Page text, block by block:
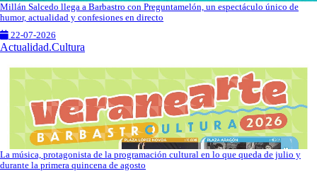
Millán Salcedo llega a Barbastro con Preguntamelón, un espectáculo único de
humor, actualidad y confesiones en directo
22-07-2026
Actualidad.Cultura
La música, protagonista de la programación cultural en lo que queda de julio y
durante la primera quincena de agosto